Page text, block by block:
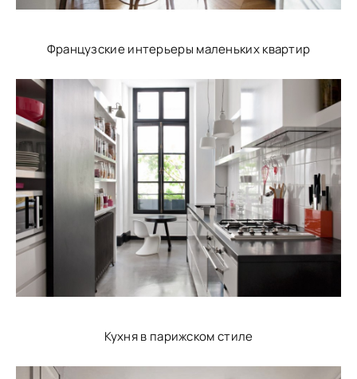
Французские интерьеры маленьких квартир
Кухня в парижском стиле